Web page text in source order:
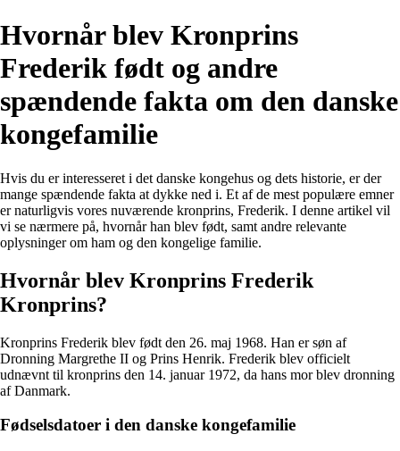
Hvornår blev Kronprins
Frederik født og andre
spændende fakta om den danske
kongefamilie
Hvis du er interesseret i det danske kongehus og dets historie, er der
mange spændende fakta at dykke ned i. Et af de mest populære emner
er naturligvis vores nuværende kronprins, Frederik. I denne artikel vil
vi se nærmere på, hvornår han blev født, samt andre relevante
oplysninger om ham og den kongelige familie.
Hvornår blev Kronprins Frederik
Kronprins?
Kronprins Frederik blev født den 26. maj 1968. Han er søn af
Dronning Margrethe II og Prins Henrik. Frederik blev officielt
udnævnt til kronprins den 14. januar 1972, da hans mor blev dronning
af Danmark.
Fødselsdatoer i den danske kongefamilie